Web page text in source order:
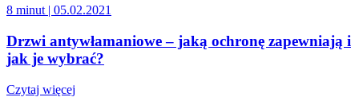
8 minut | 05.02.2021
Drzwi antywłamaniowe – jaką ochronę zapewniają i
jak je wybrać?
Czytaj więcej